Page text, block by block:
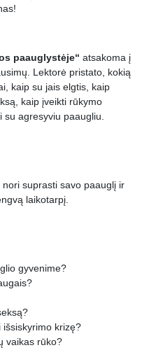
0:02:15
0:01:22
prie draugų 0:01:03
namuose 0:02:32
paauglystėje“ atsakoma į
Lektorė pristato, kokią
kaip su jais elgtis, kaip
kaip įveikti rūkymo
agresyviu paaugliu.
suprasti savo paauglį ir
laikotarpį.
gyvenime?
išsiskyrimo krizę?
vaikas rūko?